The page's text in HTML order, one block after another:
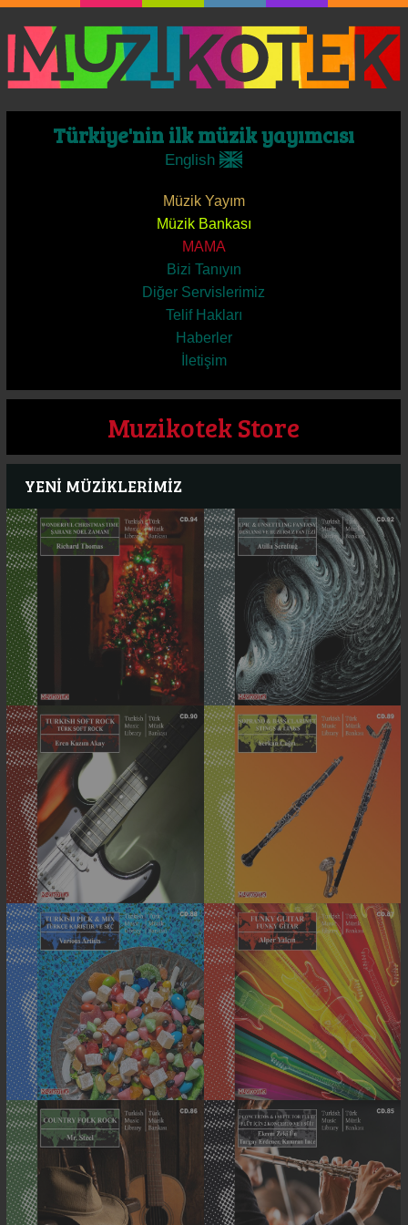
Türkiye'nin ilk müzik yayımcısı
English
Müzik Yayım
Müzik Bankası
MAMA
Bizi Tanıyın
Diğer Servislerimiz
Telif Hakları
Haberler
İletişim
Muzikotek Store
YENİ MÜZİKLERİMİZ
ŞAHANE NOEL
ZAMANI (MUZ 94)
Şenlik dolu, yıl sonu anılarına
yönleik orkestral, retro ve modern
tarzlarda noel / yeni yıl müzikleri.
MAMA'ya bağlanıp bu albümdeki
parçaları dinlemek ve i...
Detaylı Bilgi
DESTANSI VE
HUZURSUZ FANTEZİ
(MUZ 92)
Fantastik destan ve
huzursuzluğun içerisine gömülmüş
büyüleyici ses manzaraları.
MAMA'ya bağlanıp bu albümdeki
parçaları dinlemek ve indirmek
için tıklayın....
Detaylı Bilgi
TÜRK SOFT ROCK
(MUZ 90)
Hayat, melankoli, gönül yarısı,
pişmanlık ve öz-yansıma gibi
temaları kapsayan Türk soft rock
parçaları. MAMA'ya bağlanıp bu
albümdeki parçaları dinlemek ve...
Detaylı Bilgi
SOPRANO & BASS
CLARINET STINGS &
LINKS (MUZ 89)
Aralarda alaturka süslemelerin de
bulunduğu, soprano ve bas klarnet
sting ve müzikal bağlamlar. Bu
albümde yer alan 125 parçanın
tamamını MAMA'da dinlemek i...
Detaylı Bilgi
TÜRKÇE KARIŞTIR VE
SEÇ (MUZ 88)
Çeşitli tarz, ruh halleri,
enstrümantasyon ve Türkçe
vokallerin bir arada bulunduğu
FUNKY GİTAR (MUZ
87)
Doğru notaları beklenmedik
ritimlerle buluşturan, alaturka